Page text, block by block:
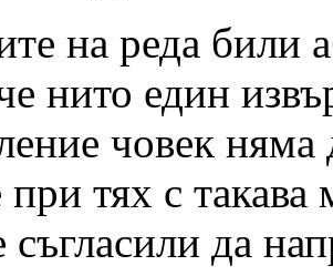
на реда били
нито един
човек няма
при тях с такава
съгласили да